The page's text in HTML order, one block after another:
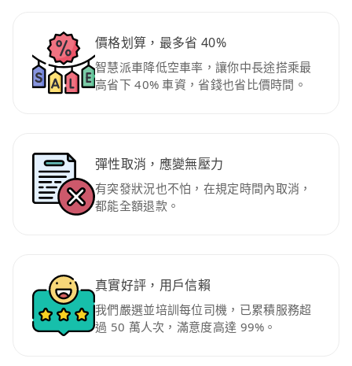
價格划算，最多省 40%
智慧派車降低空車率，讓你中長途搭乘最
高省下 40% 車資，省錢也省比價時間。
彈性取消，應變無壓力
有突發狀況也不怕，在規定時間內取消，
都能全額退款。
真實好評，用戶信賴
我們嚴選並培訓每位司機，已累積服務超
過 50 萬人次，滿意度高達 99%。